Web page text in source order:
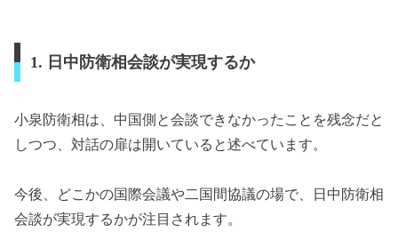
1. 日中防衛相会談が実現するか
小泉防衛相は、中国側と会談できなかったことを残念だと
しつつ、対話の扉は開いていると述べています。
今後、どこかの国際会議や二国間協議の場で、日中防衛相
会談が実現するかが注目されます。